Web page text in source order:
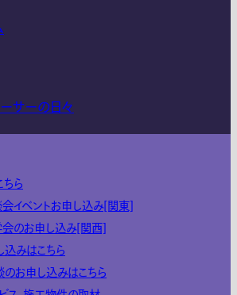
サーの日々
ら
イベントお申し込み[関東]
のお申し込み[関西]
みはこちら
お申し込みはこちら